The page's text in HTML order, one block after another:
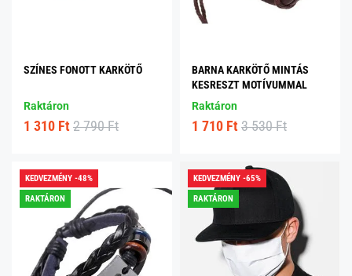
SZÍNES FONOTT KARKÖTŐ
Raktáron
1 310 Ft 2 790 Ft
BARNA KARKÖTŐ MINTÁS
KESRESZT MOTÍVUMMAL
Raktáron
1 710 Ft 3 530 Ft
KEDVEZMÉNY -48%
RAKTÁRON
KEDVEZMÉNY -65%
RAKTÁRON